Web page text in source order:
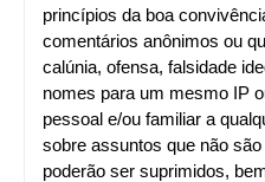
princípios da boa
comentários anônimos ou
calúnia, ofensa, falsidade
nomes para um mesmo IP
pessoal e/ou familiar a
sobre assuntos que não
poderão ser suprimidos,